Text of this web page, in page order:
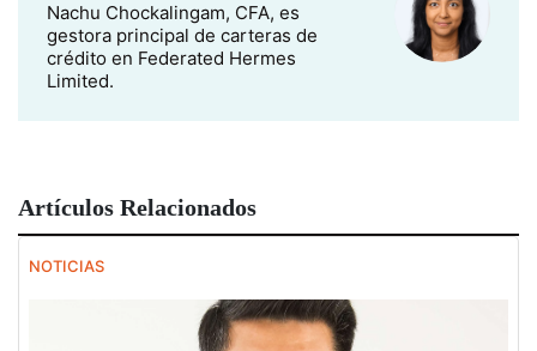
Nachu Chockalingam, CFA, es
gestora principal de carteras de
crédito en Federated Hermes
Limited.
Artículos Relacionados
NOTICIAS